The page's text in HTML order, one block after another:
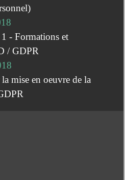
- Formations et
/ GDPR
mise en oeuvre de la